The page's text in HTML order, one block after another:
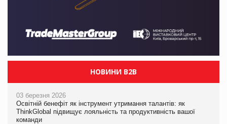
НОВИНИ B2B
03 березня 2026
Освітній бенефіт як інструмент утримання талантів: як
ThinkGlobal підвищує лояльність та продуктивність вашої
команди